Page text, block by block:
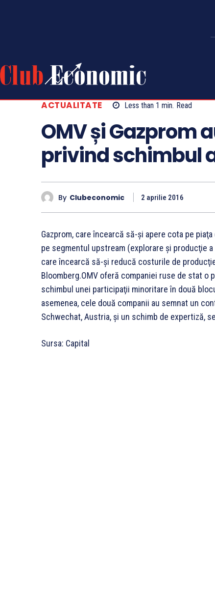
ACTUALITATE
Less than 1 min. Read
OMV și Gazprom
privind schimbul
By Clubeconomic 2 aprilie 2016
Gazprom, care încearcă să-şi apere cota pe
pe segmentul upstream (explorare şi producţie
care încearcă să-şi reducă costurile de
Bloomberg.OMV oferă companiei ruse de stat
schimbul unei participaţii minoritare în două
asemenea, cele două companii au semnat un
Schwechat, Austria, şi un schimb de expertiză,
Sursa: Capital